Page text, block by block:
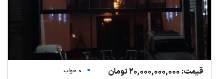
قیمت: 20,000,000,000 تومان
0 خواب